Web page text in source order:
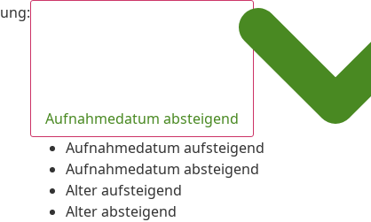
:
Aufnahmedatum absteigend
Aufnahmedatum aufsteigend
Aufnahmedatum absteigend
Alter aufsteigend
Alter absteigend